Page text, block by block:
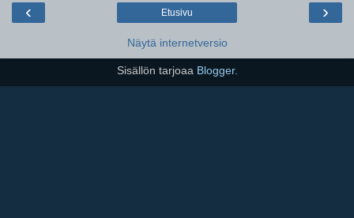
‹ ›
Etusivu
Näytä internetversio
Sisällön tarjoaa Blogger.